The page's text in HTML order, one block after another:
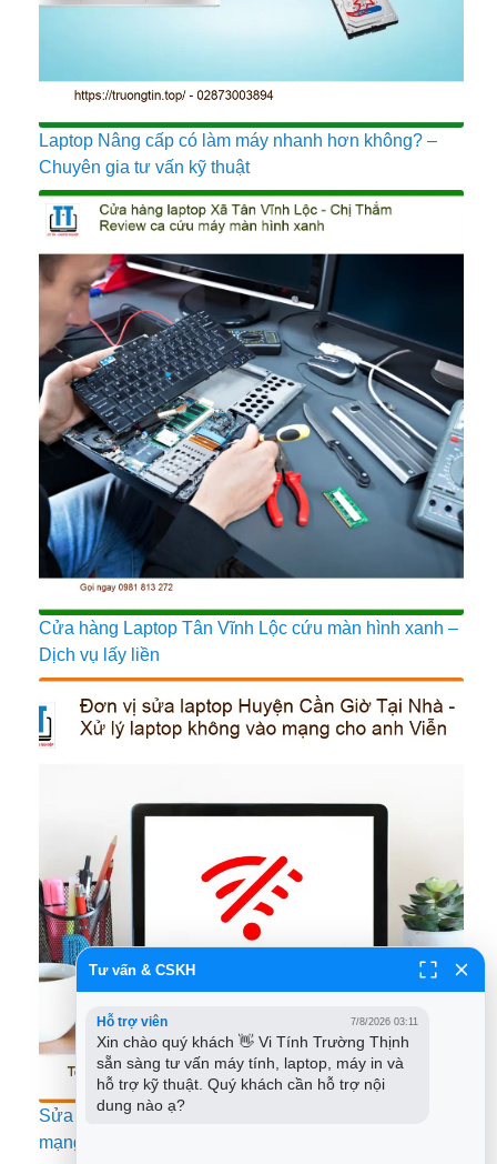
Laptop Nâng cấp có làm máy nhanh hơn không? –
Chuyên gia tư vấn kỹ thuật
Cửa hàng Laptop Tân Vĩnh Lộc cứu màn hình xanh –
Dịch vụ lấy liền
Sửa laptop Huyện Cần Giờ – Xử lý lỗi không vào
mạng tận nơi
Tư vấn & CSKH
Hỗ trợ viên 7/8/2026 03:11
Xin chào quý khách 👋 Vi Tính Trường Thịnh
sẵn sàng tư vấn máy tính, laptop, máy in và
hỗ trợ kỹ thuật. Quý khách cần hỗ trợ nội
dung nào ạ?